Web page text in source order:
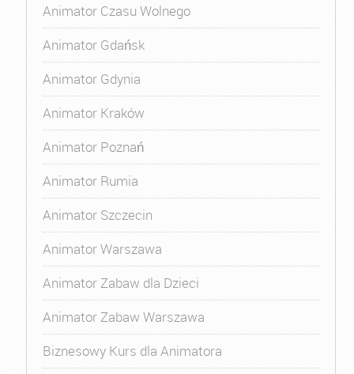
Animator Czasu Wolnego
Animator Gdańsk
Animator Gdynia
Animator Kraków
Animator Poznań
Animator Rumia
Animator Szczecin
Animator Warszawa
Animator Zabaw dla Dzieci
Animator Zabaw Warszawa
Biznesowy Kurs dla Animatora